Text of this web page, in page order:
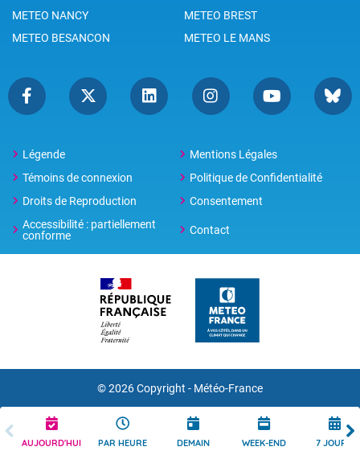
AUJOURD'HUI PAR HEURE DEMAIN WEEK-END 7 JOURS
METEO NANCY
METEO BREST
METEO BESANCON
METEO LE MANS
Légende
Mentions Légales
Témoins de connexion
Politique de Confidentialité
Droits de Reproduction
Consentement
Accessibilité : partiellement
conforme
Contact
© 2026 Copyright - Météo-France